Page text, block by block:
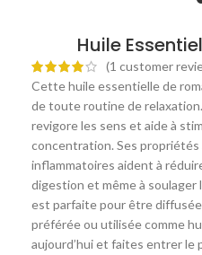
Huile
(1 customer
Cette huile essentielle de
de toute routine de
revigore les sens et aide à
concentration. Ses
inflammatoires aident à
digestion et même à soulager
est parfaite pour être
préférée ou utilisée comme
aujourd’hui et faites entrer le